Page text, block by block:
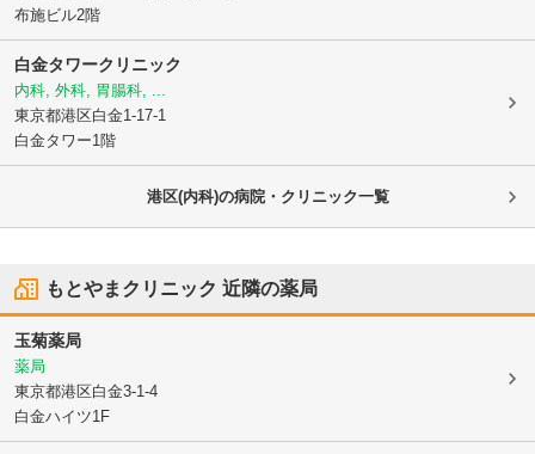
布施ビル2階
白金タワークリニック
内科, 外科, 胃腸科, ...
東京都港区白金1-17-1
白金タワー1階
港区(内科)の病院・クリニック一覧
もとやまクリニック 近隣の薬局
玉菊薬局
薬局
東京都港区白金3-1-4
白金ハイツ1F